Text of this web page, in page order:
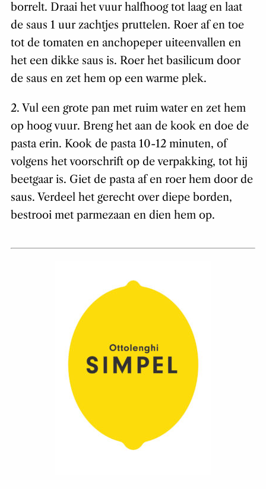
borrelt. Draai het vuur halfhoog tot laag en laat
de saus 1 uur zachtjes pruttelen. Roer af en toe
tot de tomaten en anchopeper uiteenvallen en
het een dikke saus is. Roer het basilicum door
de saus en zet hem op een warme plek.
2. Vul een grote pan met ruim water en zet hem
op hoog vuur. Breng het aan de kook en doe de
pasta erin. Kook de pasta 10-12 minuten, of
volgens het voorschrift op de verpakking, tot hij
beetgaar is. Giet de pasta af en roer hem door de
saus. Verdeel het gerecht over diepe borden,
bestrooi met parmezaan en dien hem op.